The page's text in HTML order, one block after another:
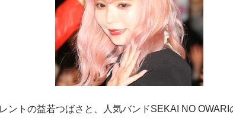
ントの益若つばさと、人気バンドSEKAI NO OWARI